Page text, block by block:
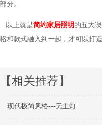
部分。
以上就是简约家居照明 的五大误
格和款式融入到一起，才可以打造
【相关推荐】
现代极简风格---无主灯